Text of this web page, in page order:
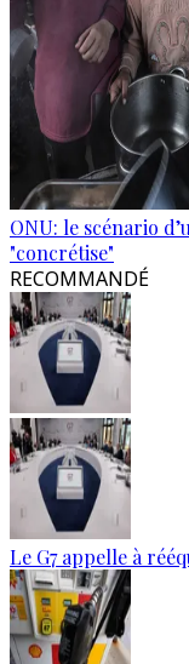
ONU: le scénario
"concrétise"
RECOMMANDÉ
Le G7 appelle à